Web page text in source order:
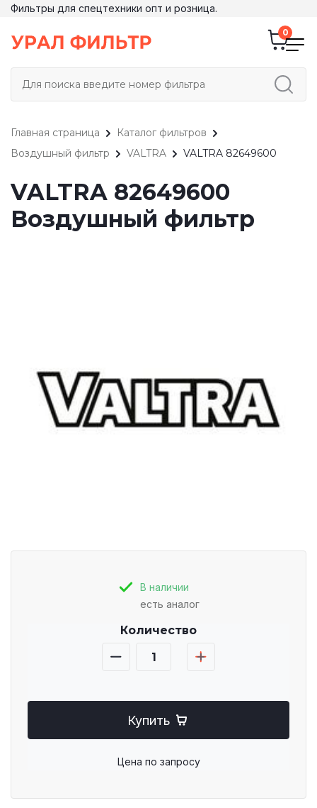
Фильтры для спецтехники опт и розница.
Главная страница
Каталог фильтров
Воздушный фильтр
VALTRA VALTRA 82649600
VALTRA 82649600
Воздушный фильтр
В наличии
есть аналог
Количество
Купить
Цена по запросу